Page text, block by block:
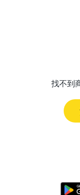
找不到